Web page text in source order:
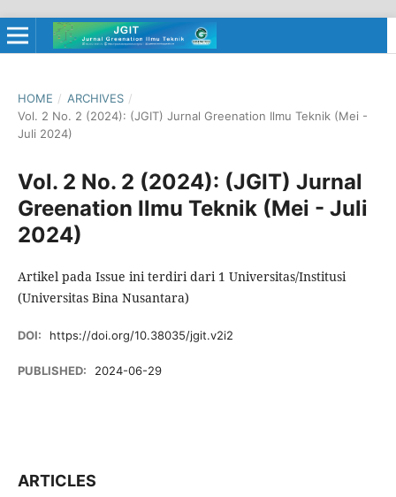
HOME / ARCHIVES /
Vol. 2 No. 2 (2024): (JGIT) Jurnal Greenation Ilmu Teknik (Mei -
Juli 2024)
Vol. 2 No. 2 (2024): (JGIT) Jurnal
Greenation Ilmu Teknik (Mei - Juli
2024)
Artikel pada Issue ini terdiri dari 1 Universitas/Institusi
(Universitas Bina Nusantara)
DOI: https://doi.org/10.38035/jgit.v2i2
PUBLISHED: 2024-06-29
ARTICLES